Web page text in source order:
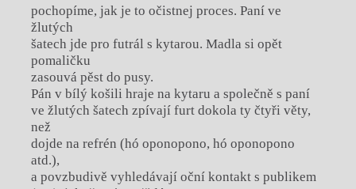
pochopíme, jak je to očistnej proces. Paní ve
žlutých
šatech jde pro futrál s kytarou. Madla si opět
pomaličku
zasouvá pěst do pusy.
Pán v bílý košili hraje na kytaru a společně s paní
ve žlutých šatech zpívají furt dokola ty čtyři věty,
než
dojde na refrén (hó oponopono, hó oponopono
atd.),
a povzbudivě vyhledávají oční kontakt s publikem